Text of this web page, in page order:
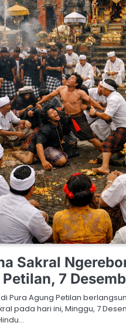
Sakral
7
Pura Agung Petilan
pada hari ini, Minggu, 7